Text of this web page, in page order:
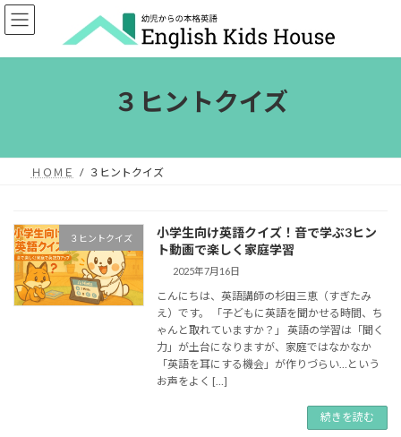
コ
ン
ン
ナ
ビ
ー
３ヒントクイズ
ＨＯＭＥ ３ヒントクイズ
３ヒントクイズ
小学生向け英語クイズ！音で学ぶ3ヒン
ト動画で楽しく家庭学習
2025年7月16日
こんにちは、英語講師の杉田三恵（すぎたみ
え）です。 「子どもに英語を聞かせる時間、ち
ゃんと取れていますか？」 英語の学習は「聞く
力」が土台になりますが、家庭ではなかなか
「英語を耳にする機会」が作りづらい…という
お声をよく […]
続きを読む